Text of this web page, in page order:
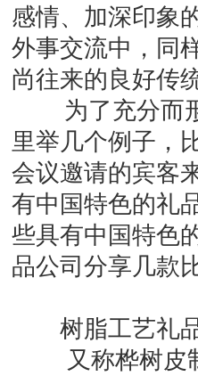
感情、加深印象
外事交流中，同
尚往来的良好传
为了充分而形
里举几个例子，
会议邀请的宾客
有中国特色的礼
些具有中国特色
品公司分享几款
树脂工艺礼
又称桦树皮制